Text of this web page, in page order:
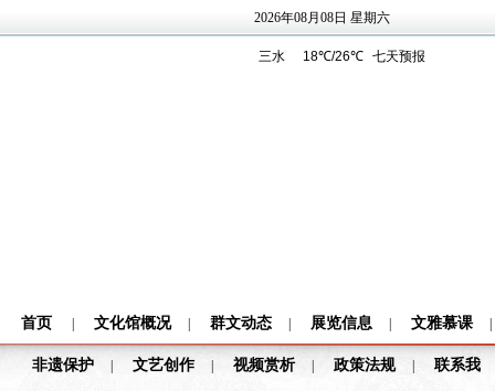
2026年08月08日 星期六
首页 文化馆概况 群文动态 展览信息 文雅慕课
非遗保护 文艺创作 视频赏析 政策法规 联系我